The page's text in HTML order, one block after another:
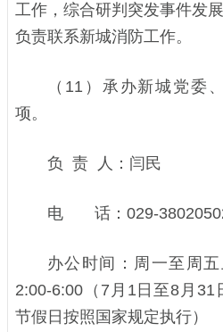
工作，综合研判突发事件发
负责联系新城消防工作。
（11）承办新城党委
项。
负 责 人：闫民
电 话：029-
办公时间：周一至周
2:00-6:00（7月1日至8月31
节假日按照国家规定执行）